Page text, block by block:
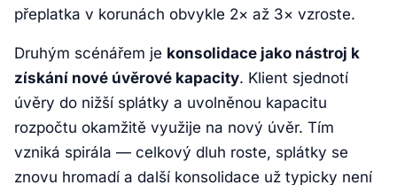
přeplatka v korunách obvykle 2× až 3× vzroste.
Druhým scénářem je konsolidace jako nástroj k
získání nové úvěrové kapacity. Klient sjednotí
úvěry do nižší splátky a uvolněnou kapacitu
rozpočtu okamžitě využije na nový úvěr. Tím
vzniká spirála — celkový dluh roste, splátky se
znovu hromadí a další konsolidace už typicky není